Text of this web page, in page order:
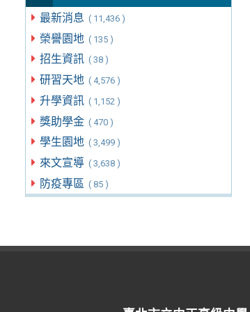
最新消息 ( 11,436 )
榮譽園地 ( 135 )
招生資訊 ( 38 )
研習天地 ( 4,576 )
升學資訊 ( 1,152 )
獎助學金 ( 470 )
學生園地 ( 3,499 )
來文宣導 ( 3,638 )
防疫專區 ( 85 )